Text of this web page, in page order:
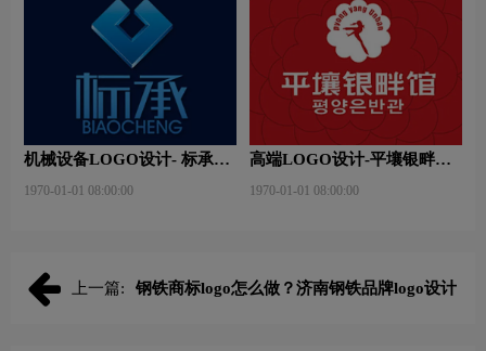
机械设备LOGO设计- 标承机
1970-01-01 08:00:00
高端LOGO设计-平壤银畔馆
1970-01-01 08:00:00
上一篇: 钢铁商标logo怎么做？济南钢铁品牌logo设计